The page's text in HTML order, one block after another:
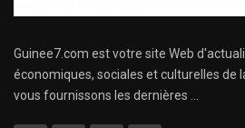
Guinee7.com est votre site Web
économiques, sociales et culturelles de
vous fournissons les dernières ...